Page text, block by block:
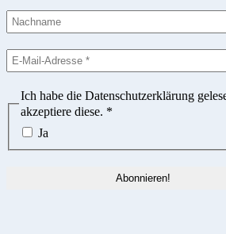
Ich habe die Datenschutzerklärung
akzeptiere diese. *
Ja